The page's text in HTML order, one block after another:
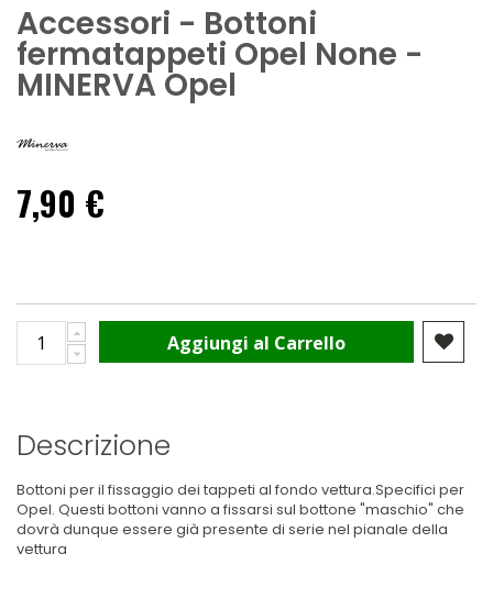
Accessori - Bottoni
fermatappeti Opel None -
MINERVA Opel
7,90 €
Aggiungi al Carrello
Descrizione
Bottoni per il fissaggio dei tappeti al fondo vettura.Specifici per
Opel. Questi bottoni vanno a fissarsi sul bottone "maschio" che
dovrà dunque essere già presente di serie nel pianale della
vettura